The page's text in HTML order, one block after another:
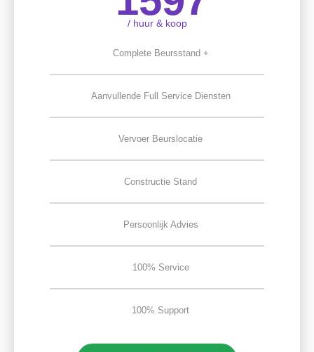
/ huur & koop
Complete Beursstand +
Aanvullende Full Service Diensten
Vervoer Beurslocatie
Constructie Stand
Persoonlijk Advies
100% Service
100% Support